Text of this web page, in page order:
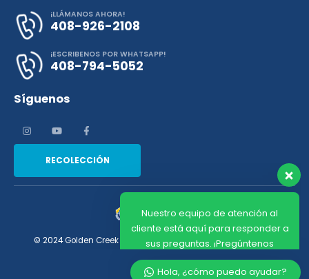
¡LLÁMANOS AHORA!
408-926-2108
¡ESCRIBENOS POR WHATSAPP!
408-794-5052
Síguenos
RECOLECCIÓN
© 2024 Golden Creek Services. | Designed by Negocios Click​
Hola, ¿cómo puedo ayudar?
Hola, ¿cómo puedo ayudar?